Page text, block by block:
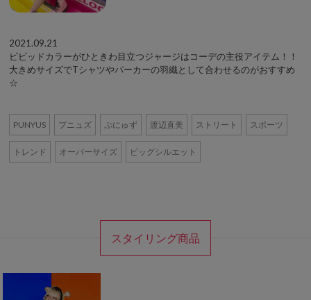
2021.09.21
ビビッドカラーがひときわ目立つジャージはコーデの主役アイテム！！
大きめサイズでTシャツやパーカーの羽織として合わせるのがおすすめ
☆
PUNYUS プニュズ ぷにゅず 渡辺直美 ストリート スポーツ
トレンド オーバーサイズ ビッグシルエット
スタイリング商品